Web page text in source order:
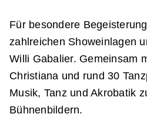
Für besondere
zahlreichen Showeinlagen
Willi Gabalier. Gemeinsam
Christiana und rund 30
Musik, Tanz und Akrobatik
Bühnenbildern.